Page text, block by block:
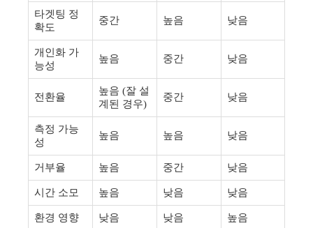
타겟팅 정
확도
중간 높음 낮음
개인화 가
능성
높음 중간 낮음
전환율
높음 (잘 설
계된 경우)
중간 낮음
측정 가능
성
높음 높음 낮음
거부율 높음 중간 낮음
시간 소모 높음 낮음 낮음
환경 영향 낮음 낮음 높음